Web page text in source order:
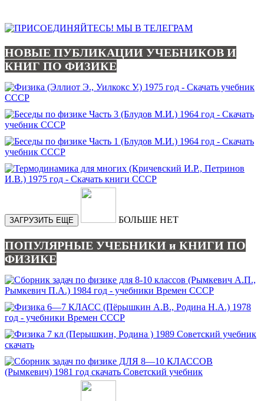
НОВЫЕ ПУБЛИКАЦИИ УЧЕБНИКОВ И
КНИГ ПО ФИЗИКЕ
ЗАГРУЗИТЬ ЕЩЕ БОЛЬШЕ НЕТ
ПОПУЛЯРНЫЕ УЧЕБНИКИ и КНИГИ ПО
ФИЗИКЕ